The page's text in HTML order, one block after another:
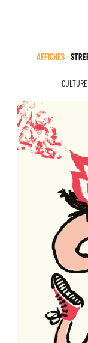
AFFICHES
CULTURE